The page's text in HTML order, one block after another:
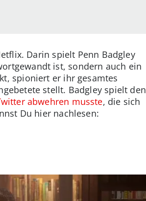
Darin spielt Penn Badgley
ist, sondern auch ein
spioniert er ihr gesamtes
stellt. Badgley spielt den
abwehren musste, die sich
Du hier nachlesen: